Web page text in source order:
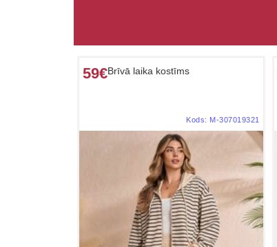
59€Brīvā laika kostīms
Kods: M-307019321